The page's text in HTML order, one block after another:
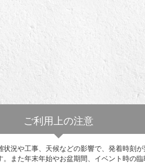
ご利用上の注意
状況や工事、天候などの影響で、発着時刻
。また年末年始やお盆期間、イベント時の